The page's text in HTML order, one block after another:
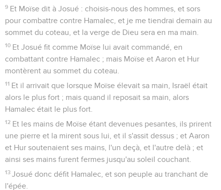
9 Et Moïse dit à Josué : choisis-nous des hommes, et sors
pour combattre contre Hamalec, et je me tiendrai demain au
sommet du coteau, et la verge de Dieu sera en ma main.
10 Et Josué fit comme Moïse lui avait commandé, en
combattant contre Hamalec ; mais Moïse et Aaron et Hur
montèrent au sommet du coteau.
11 Et il arrivait que lorsque Moïse élevait sa main, Israël était
alors le plus fort ; mais quand il reposait sa main, alors
Hamalec était le plus fort.
12 Et les mains de Moïse étant devenues pesantes, ils prirent
une pierre et la mirent sous lui, et il s'assit dessus ; et Aaron
et Hur soutenaient ses mains, l'un deçà, et l'autre delà ; et
ainsi ses mains furent fermes jusqu'au soleil couchant.
13 Josué donc défit Hamalec, et son peuple au tranchant de
l'épée.